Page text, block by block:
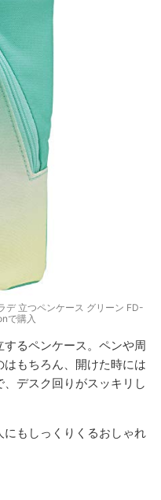
デ 立つペンケース グリーン FD-
で購入
るペンケース。ペンや周
もちろん、開けた時には
デスク回りがスッキリし
もしっくりくるおしゃれ